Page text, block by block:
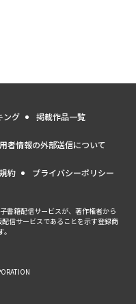
ング 掲載作品一覧
者情報の外部送信について
約 プライバシーポリシー
書籍配信サービスが、著作権者から
信サービスであることを示す登録商